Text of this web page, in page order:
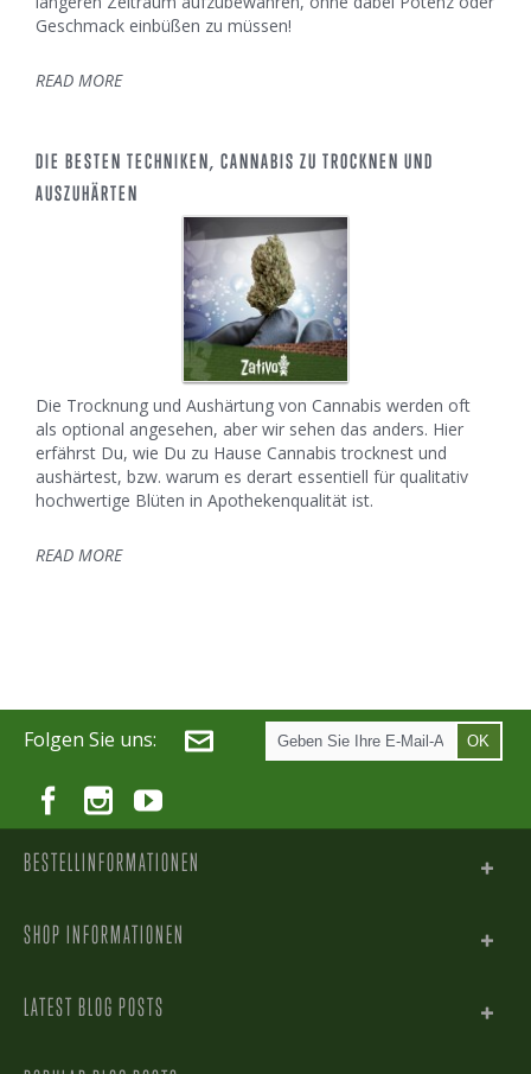
Geschmack einbüßen zu müssen!
READ MORE
DIE BESTEN TECHNIKEN, CANNABIS ZU TROCKNEN UND
AUSZUHÄRTEN
Die Trocknung und Aushärtung von Cannabis werden oft
als optional angesehen, aber wir sehen das anders. Hier
erfährst Du, wie Du zu Hause Cannabis trocknest und
aushärtest, bzw. warum es derart essentiell für qualitativ
hochwertige Blüten in Apothekenqualität ist.
READ MORE
Folgen Sie uns: OK
BESTELLINFORMATIONEN
SHOP INFORMATIONEN
LATEST BLOG POSTS